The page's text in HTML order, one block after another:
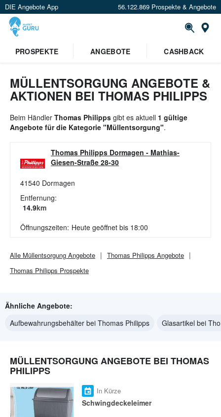
DIE Angebote App 56.122.869 Prospekte & Angebote
PROSPEKTE
ANGEBOTE CASHBACK
MÜLLENTSORGUNG ANGEBOTE &
AKTIONEN BEI THOMAS PHILIPPS
Beim Händler Thomas Philipps gibt es aktuell 1 gültige
Angebote für die Kategorie "Müllentsorgung".
Thomas Philipps Dormagen - Mathias-
Giesen-Straße 28-30
41540 Dormagen
Entfernung:
14.9km
Öffnungszeiten: Heute geöffnet bis 18:00
Alle Müllentsorgung Angebote Thomas Philipps Angebote
Thomas Philipps Prospekte
Ähnliche Angebote:
Aufbewahrungsbehälter bei Thomas Philipps
Glasartikel bei
MÜLLENTSORGUNG ANGEBOTE BEI THOMAS
PHILIPPS
In Kürze
Schwingdeckeleimer